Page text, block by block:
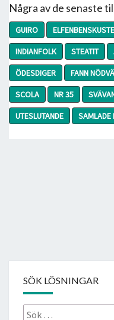
Några av de senaste
GUIRO
INDIANFOLK
STEATIT
ÖDESDIGER
FANN
SCOLA
NR 35
UTESLUTANDE
SAMLADE
SÖK LÖSNINGAR
Sök